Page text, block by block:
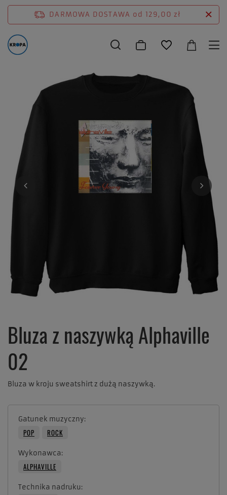
DARMOWA DOSTAWA od 129,00 zł
Bluza z naszywką Alphaville
02
Bluza w kroju sweatshirt z dużą naszywką.
Gatunek muzyczny
POP ROCK
Wykonawca
ALPHAVILLE
Technika nadruku